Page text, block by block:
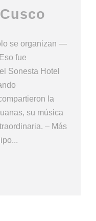
se organizan —
fue
Sonesta Hotel
la
su música
– Más